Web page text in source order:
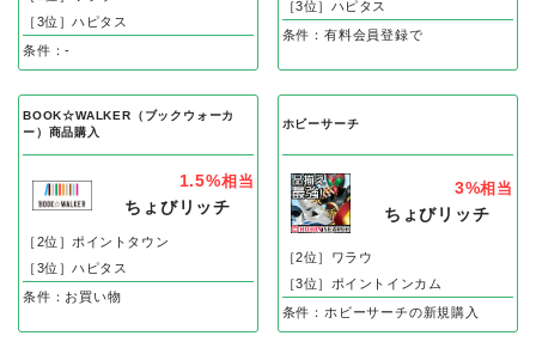
［3位］ハピタス
条件：-
［3位］ハピタス
条件：有料会員登録で
BOOK☆WALKER（ブックウォーカ
ー）商品購入
1.5%相当
ちょびリッチ
［2位］ポイントタウン
［3位］ハピタス
条件：お買い物
ホビーサーチ
3%相当
ちょびリッチ
［2位］ワラウ
［3位］ポイントインカム
条件：ホビーサーチの新規購入